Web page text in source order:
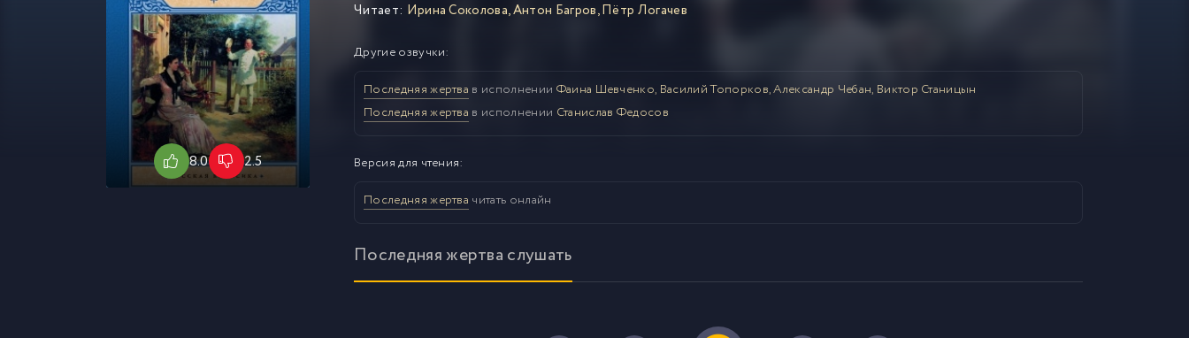
8.0 2.5
Читает: Ирина Соколова, Антон Багров, Пётр Логачев
Другие озвучки:
Последняя жертва в исполнении Фаина Шевченко, Василий Топорков, Александр Чебан, Виктор Станицын
Последняя жертва в исполнении Станислав Федосов
Версия для чтения:
Последняя жертва читать онлайн
Последняя жертва слушать